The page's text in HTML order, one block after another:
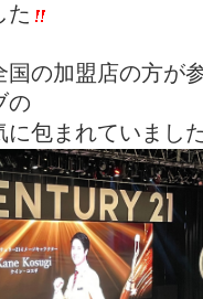
た
国の加盟店の方が
の
に包まれていまし